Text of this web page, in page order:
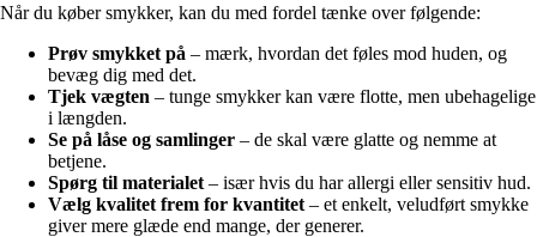
Når du køber smykker, kan du med fordel tænke over følgende:
Prøv smykket på – mærk, hvordan det føles mod huden, og
bevæg dig med det.
Tjek vægten – tunge smykker kan være flotte, men ubehagelige
i længden.
Se på låse og samlinger – de skal være glatte og nemme at
betjene.
Spørg til materialet – især hvis du har allergi eller sensitiv hud.
Vælg kvalitet frem for kvantitet – et enkelt, veludført smykke
giver mere glæde end mange, der generer.